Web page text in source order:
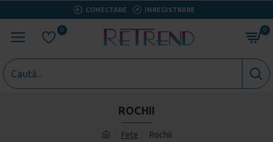
CONECTARE INREGISTRARE
0 0
Fete Rochii
ROCHII